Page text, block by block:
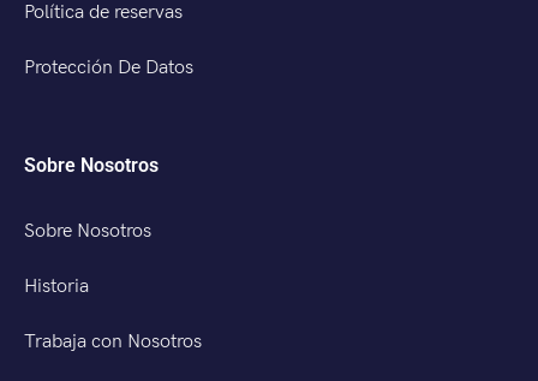
Política de reservas
Protección De Datos
Sobre Nosotros
Sobre Nosotros
Historia
Trabaja con Nosotros